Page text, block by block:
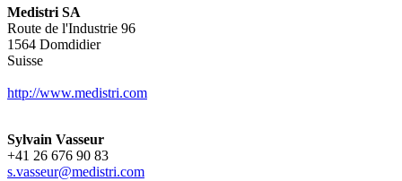
Medistri SA
Route de l'Industrie 96
1564 Domdidier
Suisse
http://www.medistri.com
Sylvain Vasseur
+41 26 676 90 83
s.vasseur@medistri.com